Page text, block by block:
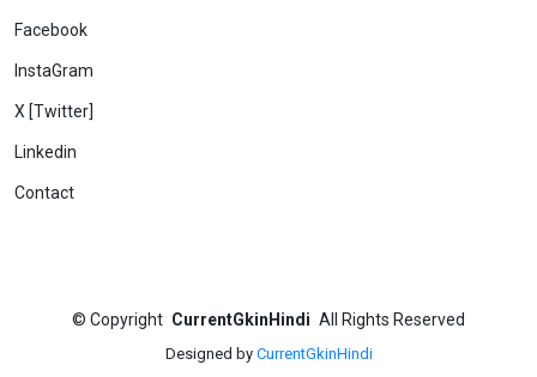
Facebook
InstaGram
X [Twitter]
Linkedin
Contact
© Copyright CurrentGkinHindi All Rights Reserved
Designed by CurrentGkinHindi